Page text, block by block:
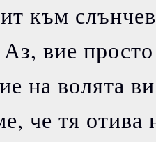
към
вие
на волята
че тя отива